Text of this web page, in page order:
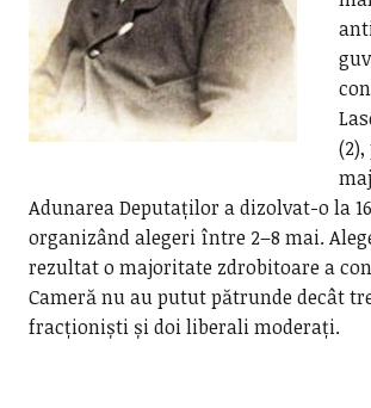
Adunarea Deputaților a dizolvat-o la
organizând alegeri între 2–8 mai.
rezultat o majoritate zdrobitoare a
Cameră nu au putut pătrunde decât
fracționiști și doi liberali moderați.